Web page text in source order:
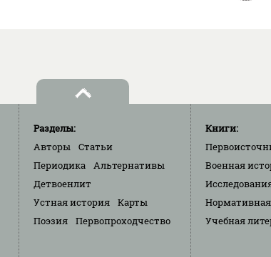
Разделы:
Авторы
Статьи
Периодика
Альтернативы
Детвоенлит
Устная история
Карты
Поэзия
Первопроходчество
Книги:
Военная
Учебная